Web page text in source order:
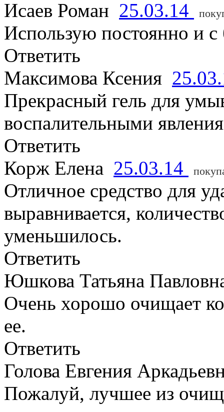
Исаев Роман 25.03.14
Использую постоянно и
Ответить
Максимова Ксения
Прекрасный гель для
воспалительными
Ответить
Корж Елена 25.03.14
Отличное средство для
выравнивается,
уменьшилось.
Ответить
Юшкова Татьяна
Очень хорошо очищает
ее.
Ответить
Голова Евгения
Пожалуй, лучшее из